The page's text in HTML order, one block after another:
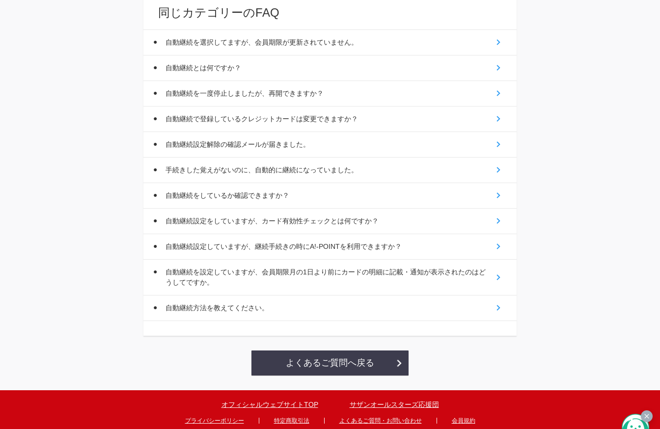
同じカテゴリーのFAQ
自動継続を選択してますが、会員期限が更新されていません。
自動継続とは何ですか？
自動継続を一度停止しましたが、再開できますか？
自動継続で登録しているクレジットカードは変更できますか？
自動継続設定解除の確認メールが届きました。
手続きした覚えがないのに、自動的に継続になっていました。
自動継続をしているか確認できますか？
自動継続設定をしていますが、カード有効性チェックとは何ですか？
自動継続設定していますが、継続手続きの時にA!-POINTを利用できますか？
自動継続を設定していますが、会員期限月の1日より前にカードの明細に記載・通知が表示されたのはど
うしてですか。
自動継続方法を教えてください。
よくあるご質問へ戻る
オフィシャルウェブサイトTOP サザンオールスターズ応援団
プライバシーポリシー 特定商取引法 よくあるご質問・お問い合わせ 会員規約